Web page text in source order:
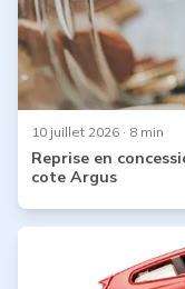
10 juillet 2026 · 8 min
Reprise en
cote Argus